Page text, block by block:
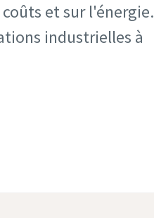
et sur l'énergie.
industrielles à